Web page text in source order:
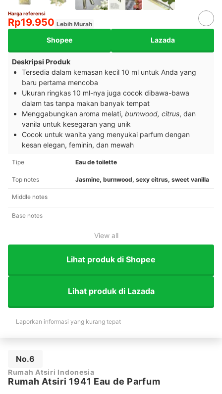
Harga referensi
Rp19.950 Lebih Murah
Shopee Lazada
Deskripsi Produk
Tersedia dalam kemasan kecil 10 ml untuk Anda yang
baru pertama mencoba
Ukuran ringkas 10 ml-nya juga cocok dibawa-bawa
dalam tas tanpa makan banyak tempat
Menggabungkan aroma melati, burnwood, citrus, dan
vanila untuk kesegaran yang unik
Cocok untuk wanita yang menyukai parfum dengan
kesan elegan, feminin, dan mewah
Tipe Eau de toilette
Top notes Jasmine, burnwood, sexy citrus, sweet vanilla
Middle notes
Base notes
View all
Lihat produk di Shopee
Lihat produk di Lazada
Laporkan informasi yang kurang tepat
No.6
Rumah Atsiri Indonesia
Rumah Atsiri 1941 Eau de Parfum